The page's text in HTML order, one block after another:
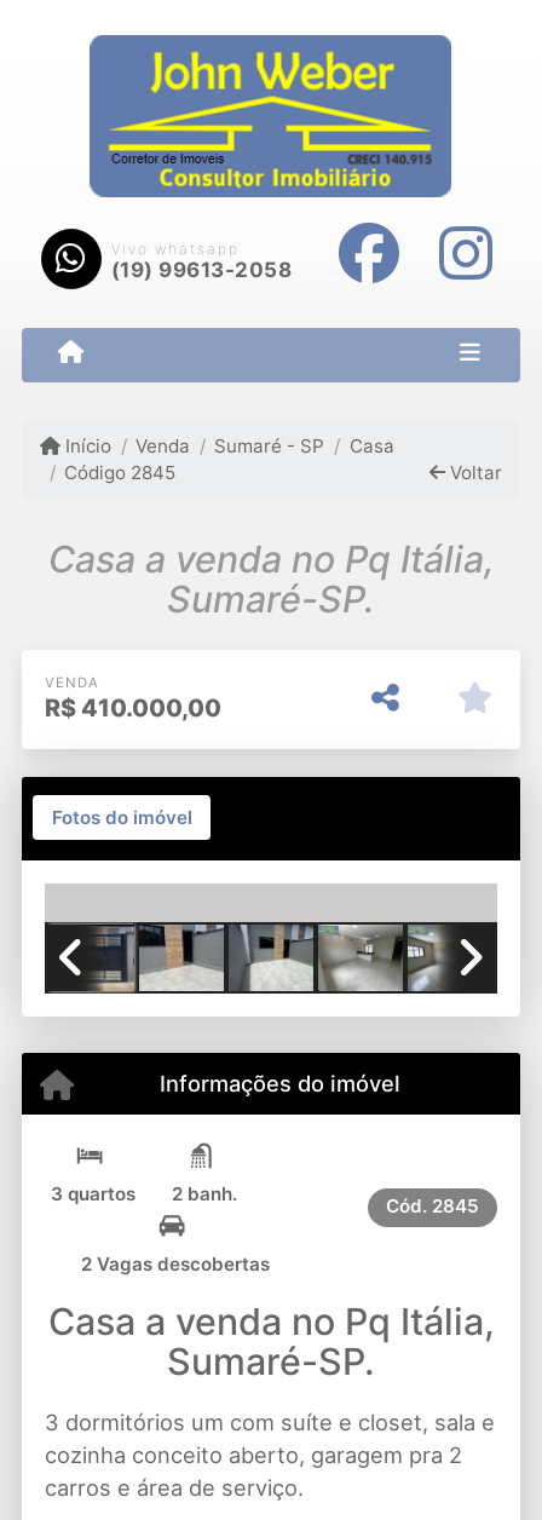
Vivo whatsapp
(19) 99613-2058
Início Venda Sumaré - SP
Casa
Código 2845
Voltar
Casa a venda no Pq Itália,
Sumaré-SP.
VENDA
R$410.000,00
Fotos do imóvel
Previous Next
Informações do imóvel
3 quartos 2 banh.
2 Vagas descobertas
Cód. 2845
Casa a venda no Pq Itália,
Sumaré-SP.
3 dormitórios um com suíte e closet, sala e
cozinha conceito aberto, garagem pra 2
carros e área de serviço.